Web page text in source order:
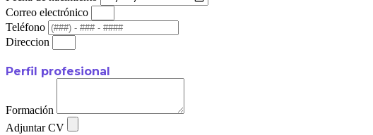
Correo electrónico
Teléfono
Direccion
Perfil profesional
Formación
Adjuntar CV